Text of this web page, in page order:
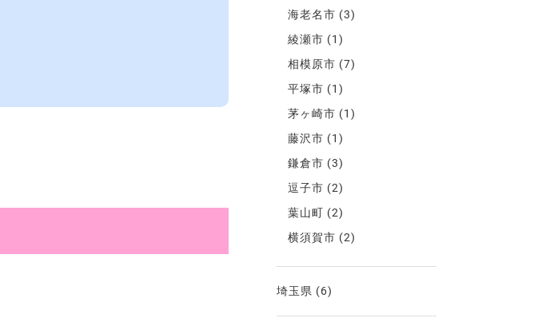
海老名市 (3)
綾瀬市 (1)
相模原市 (7)
平塚市 (1)
茅ヶ崎市 (1)
藤沢市 (1)
鎌倉市 (3)
逗子市 (2)
葉山町 (2)
横須賀市 (2)
埼玉県 (6)